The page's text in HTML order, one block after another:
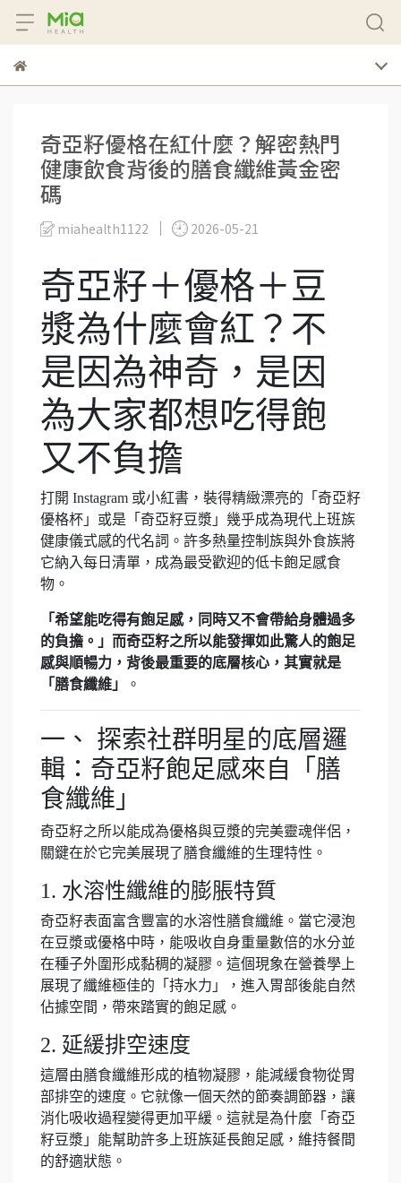
奇亞籽優格在紅什麼？解密熱門
健康飲食背後的膳食纖維黃金密
碼
miahealth1122 2026-05-21
奇亞籽＋優格＋豆
漿為什麼會紅？不
是因為神奇，是因
為大家都想吃得飽
又不負擔
打開 Instagram 或小紅書，裝得精緻漂亮的「奇亞籽
優格杯」或是「奇亞籽豆漿」幾乎成為現代上班族
健康儀式感的代名詞。許多熱量控制族與外食族將
它納入每日清單，成為最受歡迎的低卡飽足感食
物。
「希望能吃得有飽足感，同時又不會帶給身體過多
的負擔。」 而奇亞籽之所以能發揮如此驚人的飽足
感與順暢力，背後最重要的底層核心，其實就是
「膳食纖維」
。
一、 探索社群明星的底層邏
輯：奇亞籽飽足感來自「膳
食纖維」
奇亞籽之所以能成為優格與豆漿的完美靈魂伴侶，
關鍵在於它完美展現了膳食纖維的生理特性。
1. 水溶性纖維的膨脹特質
奇亞籽表面富含豐富的水溶性膳食纖維。當它浸泡
在豆漿或優格中時，能吸收自身重量數倍的水分並
在種子外圍形成黏稠的凝膠。這個現象在營養學上
展現了纖維極佳的「持水力」，進入胃部後能自然
佔據空間，帶來踏實的飽足感。
2. 延緩排空速度
這層由膳食纖維形成的植物凝膠，能減緩食物從胃
部排空的速度。它就像一個天然的節奏調節器，讓
消化吸收過程變得更加平緩。這就是為什麼「奇亞
籽豆漿」能幫助許多上班族延長飽足感，維持餐間
的舒適狀態。